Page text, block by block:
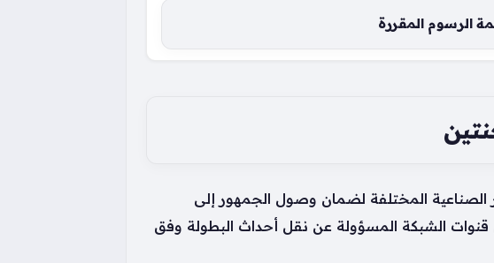
الرسوم المقررة
الصناعية المختلفة لضمان وصول الجمهور إلى
قنوات الشبكة المسؤولة عن نقل أحداث البطولة وفق